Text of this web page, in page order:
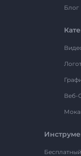
Блог
Веб-